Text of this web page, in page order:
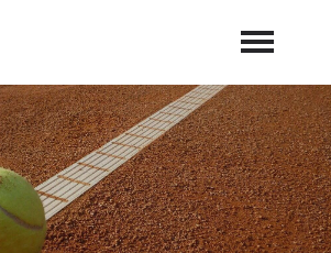
Startseite
Aktuelles
Termine